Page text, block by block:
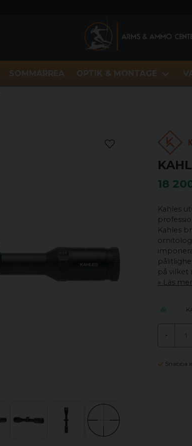
SOMMARREA OPTIK & MONTAGE
18
Kahles
Kahles
ornitolog
på vilket
Läs mer
-
Snabba